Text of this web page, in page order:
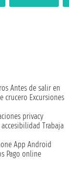
Antes de salir en
crucero Excursiones
privacy
Trabaja
App Android
Pago online